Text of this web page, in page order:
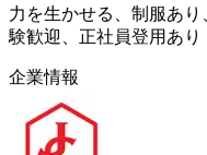
力を生かせる、制服あ
験歓迎、正社員登用あり
企業情報